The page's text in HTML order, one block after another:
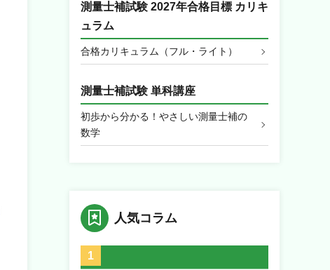
測量士補試験 2027年合格目標 カリキ
ュラム
合格カリキュラム（フル・ライト）
測量士補試験 単科講座
初歩から分かる！やさしい測量士補の
数学
人気コラム